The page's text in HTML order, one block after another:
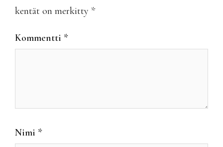
kentät on merkitty *
Kommentti *
Nimi *